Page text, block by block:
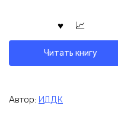
Читать книгу
Автор: ИДДК